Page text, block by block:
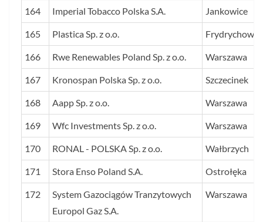
164 Imperial Tobacco Polska S.A. Jankowice
165 Plastica Sp. z o.o. Frydrychowo
166 Rwe Renewables Poland Sp. z o.o. Warszawa
167 Kronospan Polska Sp. z o.o. Szczecinek
168 Aapp Sp. z o.o. Warszawa
169 Wfc Investments Sp. z o.o. Warszawa
170 RONAL - POLSKA Sp. z o.o. Wałbrzych
171 Stora Enso Poland S.A. Ostrołęka
172
System Gazociągów Tranzytowych
Europol Gaz S.A.
Warszawa